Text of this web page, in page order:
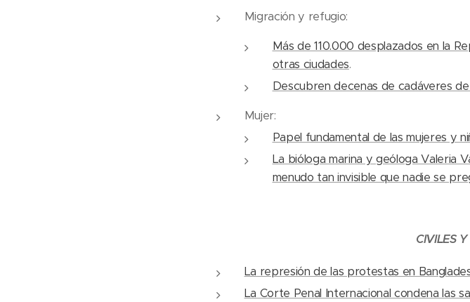
Migración y refugio:
Más de 110.000 desplazados en la
otras ciudades.
Descubren decenas de cadáveres
Mujer:
Papel fundamental de las mujeres y
La bióloga marina y geóloga Valeria
menudo tan invisible que nadie se
CIVILES
La represión de las protestas en
La Corte Penal Internacional condena las